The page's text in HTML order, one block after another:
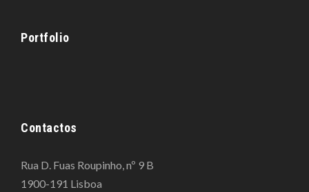
Portfolio
Contactos
Rua D. Fuas Roupinho, nº 9 B
1900-191 Lisboa